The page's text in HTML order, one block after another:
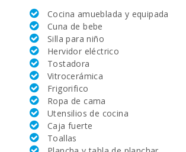
Nº baños:
Nº de
dormitorios:
Superficie
casa (m2):
Campo de
golf La
Reserva
Rotana (km):
Alcanada Golf
Cocina amueblada y equipada
Cuna de bebe
Silla para niño
Hervidor eléctrico
Tostadora
Vitrocerámica
Frigorifico
Ropa de cama
Utensilios de cocina
Caja fuerte
Toallas